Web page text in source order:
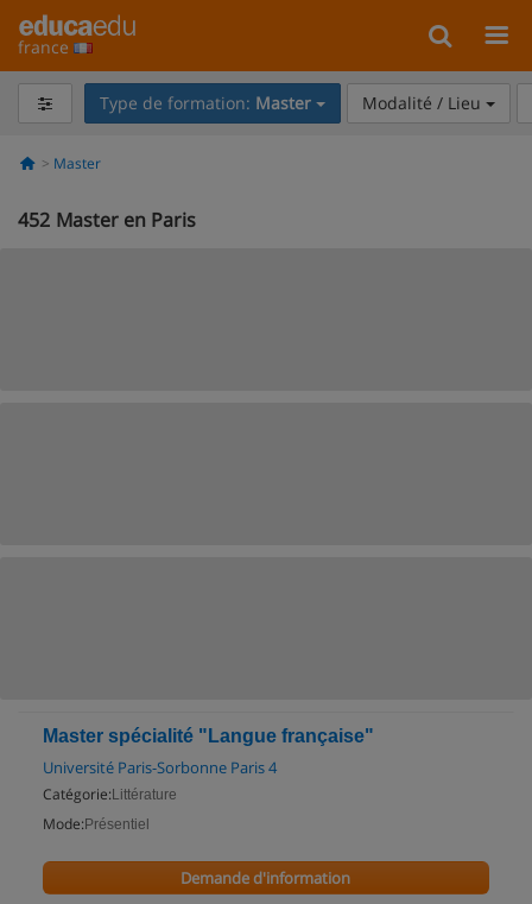
france
Type de formation: Master Modalité / Lieu
Master
452 Master en Paris
Master spécialité "Langue française"
Université Paris-Sorbonne Paris 4
Catégorie: Littérature
Mode: Présentiel
Demande d'information